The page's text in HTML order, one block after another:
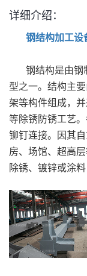
详细介绍：
钢结构加工设
钢结构是由钢
型之一。结构主
架等构件组成，
等除锈防锈工艺
铆钉连接。因其
房、场馆、超高
除锈、镀锌或涂